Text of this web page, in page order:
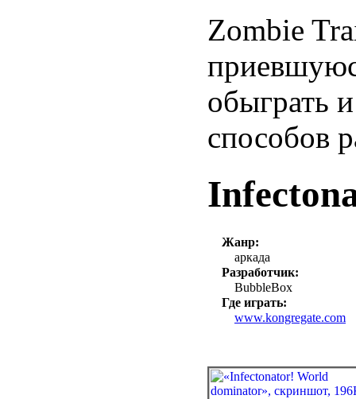
Zombie
обыграть
способов
Жанр:
аркада
Разработчик:
BubbleBox
Где играть:
www.kongregate.com